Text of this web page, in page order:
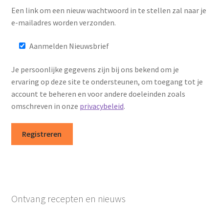
Recepten & Nieuws
Winkel
Afrekenen
Mijn account
Een link om een nieuw wachtwoord in te stellen zal naar je
e-mailadres worden verzonden.
Aanmelden Nieuwsbrief
Je persoonlijke gegevens zijn bij ons bekend om je
ervaring op deze site te ondersteunen, om toegang tot je
account te beheren en voor andere doeleinden zoals
omschreven in onze privacybeleid.
Registreren
Ontvang recepten en nieuws